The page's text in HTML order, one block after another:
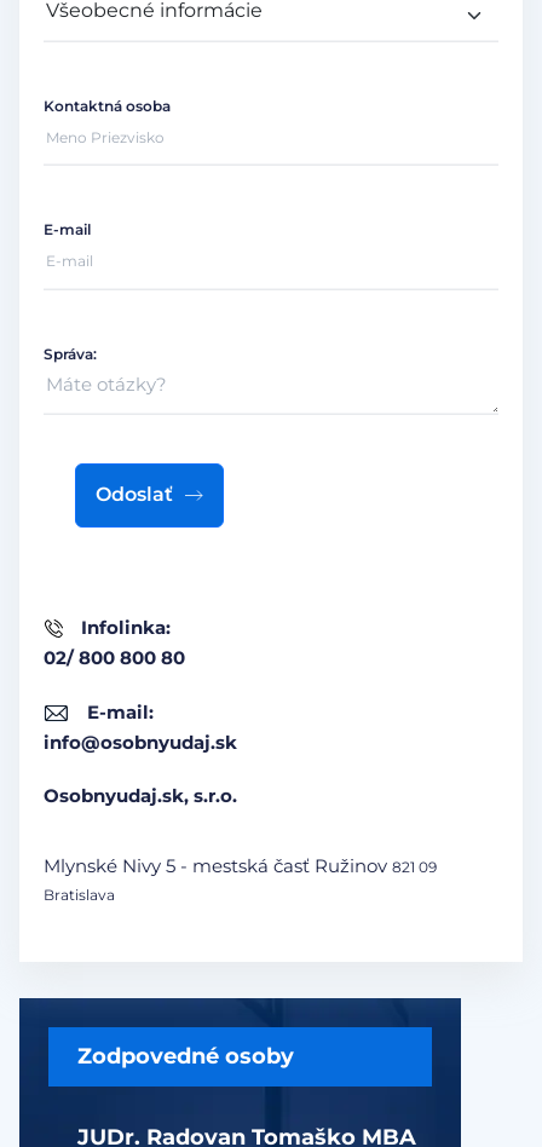
Zodpovedné osoby
JUDr. Radovan Tomaško MBA
Infolinka:
02/ 800 800 80
E-mail:
info@osobnyudaj.sk
Osobnyudaj.sk, s.r.o.
Mlynské Nivy 5 - mestská časť Ružinov 821 09
Bratislava
Kontaktná osoba
E-mail
Správa:
Odoslať